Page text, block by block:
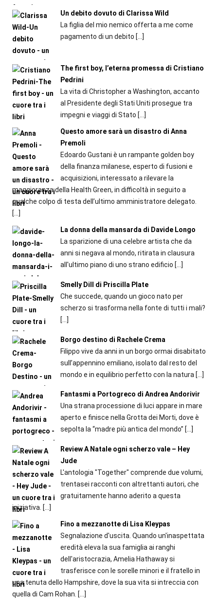
Un debito dovuto di Clarissa Wild
La figlia del mio nemico offerta a me come
pagamento di un debito […]
The first boy, l’eterna promessa di Cristiano
Pedrini
La vita di Christopher a Washington, accanto
al Presidente degli Stati Uniti prosegue tra
impegni e viaggi di Stato […]
Questo amore sarà un disastro di Anna
Premoli
Edoardo Gustani è un rampante golden boy
della finanza milanese, esperto di fusioni e
acquisizioni, interessato a rilevare la
maggioranza della Health Green, in difficoltà in seguito a
qualche colpo di testa dell’ultimo amministratore delegato.
[…]
La donna della mansarda di Davide Longo
La sparizione di una celebre artista che da
anni si negava al mondo, ritirata in clausura
all'ultimo piano di uno strano edificio […]
Smelly Dill di Priscilla Plate
Che succede, quando un gioco nato per
scherzo si trasforma nella fonte di tutti i mali?
[…]
Borgo destino di Rachele Crema
Filippo vive da anni in un borgo ormai disabitato
sull’appennino emiliano, isolato dal resto del
mondo e in equilibrio perfetto con la natura […]
Fantasmi a Portogreco di Andrea Andorivir
Una strana processione di luci appare in mare
aperto e finisce nella Grotta dei Morti, dove è
sepolta la “madre più antica del mondo” […]
Review A Natale ogni scherzo vale – Hey
Jude
L'antologia "Together" comprende due volumi,
trentasei racconti con altrettanti autori, che
gratuitamente hanno aderito a questa
iniziativa. […]
Fino a mezzanotte di Lisa Kleypas
Segnalazione d'uscita. Quando un'inaspettata
eredità eleva la sua famiglia ai ranghi
dell'aristocrazia, Amelia Hathaway si
trasferisce con le sorelle minori e il fratello in
una tenuta dello Hampshire, dove la sua vita si intreccia con
quella di Cam Rohan. […]